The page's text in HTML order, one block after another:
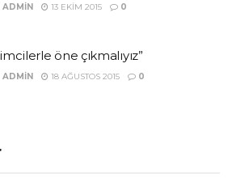
ADMIN 13 EKIM 2015 0
öne çıkmalıyız”
ADMIN 18 AĞUSTOS 2015 0